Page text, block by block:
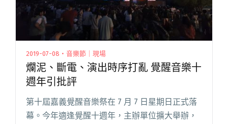
2019-07-08・音樂節｜現場
爛泥、斷電、演出時序打亂 覺醒音樂十
週年引批評
第十屆嘉義覺醒音樂祭在 7 月 7 日星期日正式落
幕。今年適逢覺醒十週年，主辦單位擴大舉辦，